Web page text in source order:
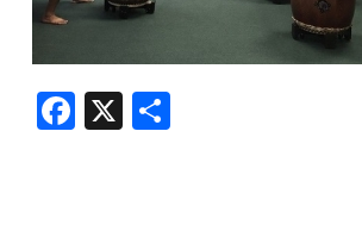
F
a
X 共